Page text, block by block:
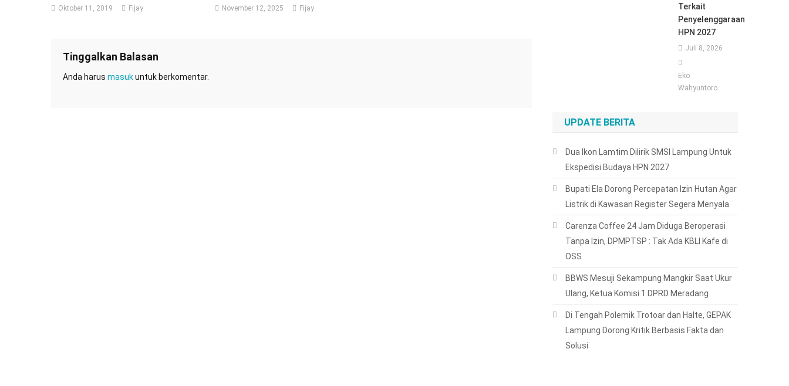
Oktober 11, 2019 Fijay November 12, 2025 Fijay
Tinggalkan Balasan
Anda harus masukuntuk berkomentar.
Terkait
Penyelenggaraan
HPN 2027
Juli 8, 2026
Eko
Wahyuntoro
UPDATE BERITA
Dua Ikon Lamtim Dilirik SMSI Lampung Untuk
Ekspedisi Budaya HPN 2027
Bupati Ela Dorong Percepatan Izin Hutan Agar
Listrik di Kawasan Register Segera Menyala
Carenza Coffee 24 Jam Diduga Beroperasi
Tanpa Izin, DPMPTSP : Tak Ada KBLI Kafe di
OSS
BBWS Mesuji Sekampung Mangkir Saat Ukur
Ulang, Ketua Komisi 1 DPRD Meradang
Di Tengah Polemik Trotoar dan Halte, GEPAK
Lampung Dorong Kritik Berbasis Fakta dan
Solusi